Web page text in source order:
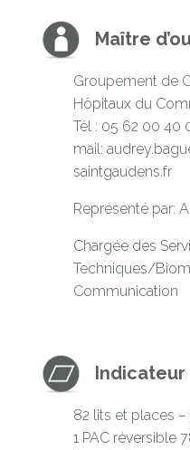
Maître
Groupement de
Hôpitaux du
Tél : 05 62 00 40
mail:
saintgaudens.fr
Représenté par:
Chargée des
Techniques/
Communication
Indicateur
82 lits et places –
1 PAC réversible